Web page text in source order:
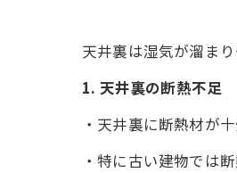
天井裏は湿気が溜ま
1. 天井裏の断熱不足
・天井裏に断熱材が
・特に古い建物では